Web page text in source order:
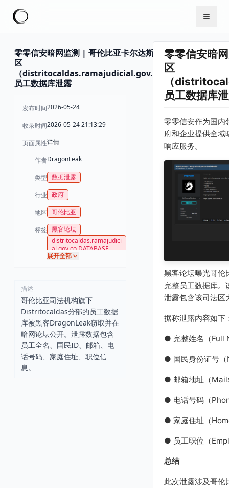
零零信安暗网监测 | 哥伦比亚卡尔达斯司法
区
（distritocaldas.ramajudicial.gov.co）
员工数据库泄露
发布时间2026-05-24
收录时间2026-05-24 21:13:29
页面属性详情
作者DragonLeak
类型 数据泄露
行业 政府
地区 哥伦比亚
标签 黑客论坛
distritocaldas.ramajudici
al.gov.co DATABASE
展开全部
描述
哥伦比亚司法机构旗下
Distritocaldas分部的员工数据
库被黑客DragonLeak窃取并在
暗网论坛公开。泄露数据包含
员工全名、国民ID、邮箱、电
话号码、家庭住址、职位信
息。
零零信安暗
区
（
员工数据库
零零信安作为国内
府和企业提供全域
响应服务。
黑客论坛曝光哥
完整员工数据库。
泄露包含该司法区
据称泄露内容如下
● 完整姓名（Full
● 国民身份证号
● 邮箱地址（
● 电话号码（
● 家庭住址（
● 员工职位（
总结
此次泄露涉及哥伦